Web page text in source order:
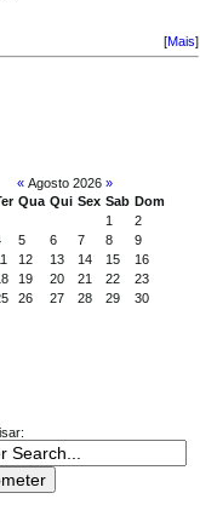
[Mais]
« Agosto 2026 »
Qua Qui Sex Sab Dom
1
2
5 6 7 8
9
12 13 14 15
16
19 20 21 22
23
26 27 28 29
30